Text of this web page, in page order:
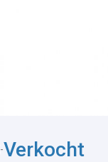
-Verkocht